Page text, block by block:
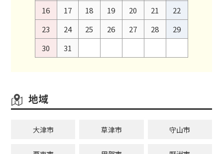
16
17 18 19 20 21
22
23
24 25 26 27 28
29
30
31
地域
大津市 草津市 守山市